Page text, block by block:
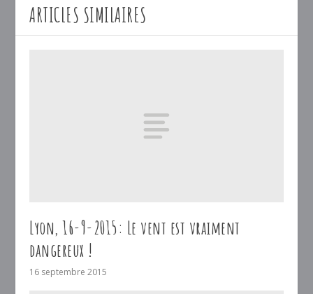
ARTICLES SIMILAIRES
Lyon, 16-9-2015: Le vent est vraiment
dangereux !
16 septembre 2015